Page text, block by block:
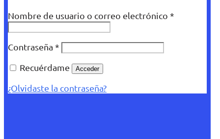
Nombre de usuario o correo electrónico *
Contraseña *
Recuérdame
Acceder
¿Olvidaste la contraseña?